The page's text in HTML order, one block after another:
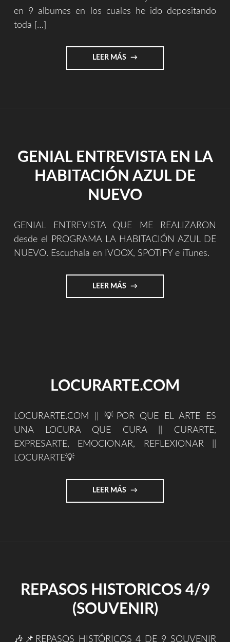
en 9 albumes en los cuales he ido depositando
toda […]
LEER MÁS "ALBUMES
DESDE
GENIAL ENTREVISTA EN LA
HABITACIÓN AZUL DE
NUEVO
GENIAL ENTREVISTA QUE ME REALIZARON
desde el PROGRAMA LA HABITACIÓN AZUL DE
NUEVO. Escuchala en IVOOX, SPOTIFY e iTunes.
LEER MÁS "GENIAL
ENTREVISTA
LOCURARTE.COM
LOCURARTE.COM || 💡POR QUE EL ARTE ES
UNA LOCURA QUE CURA || CURARTE,
EXPRESARTE, EMOCIONAR, REFLEXIONAR ||
LOCURARTE💡
LEER MÁS "LOCURARTE.COM"
REPASOS HISTORICOS 4/9
(SOUVENIR)
🎶📌REPASOS HISTÓRICOS 4 DE 9 SOUVENIR